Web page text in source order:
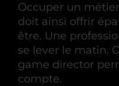
Occuper un
doit ainsi offrir
être. Une
se lever le matin.
game director
compte.